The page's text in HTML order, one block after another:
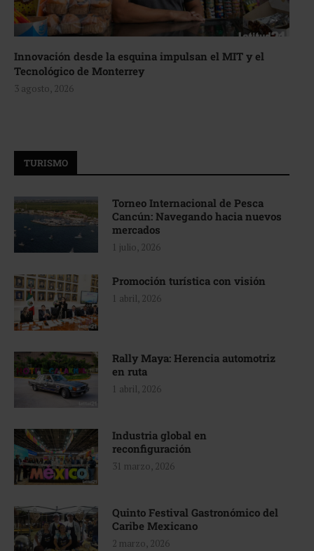
Innovación desde la esquina impulsan el MIT y el
Tecnológico de Monterrey
3 agosto, 2026
TURISMO
Torneo Internacional de Pesca
Cancún: Navegando hacia nuevos
mercados
1 julio, 2026
Promoción turística con visión
1 abril, 2026
Rally Maya: Herencia automotriz
en ruta
1 abril, 2026
Industria global en
reconfiguración
31 marzo, 2026
Quinto Festival Gastronómico del
Caribe Mexicano
2 marzo, 2026